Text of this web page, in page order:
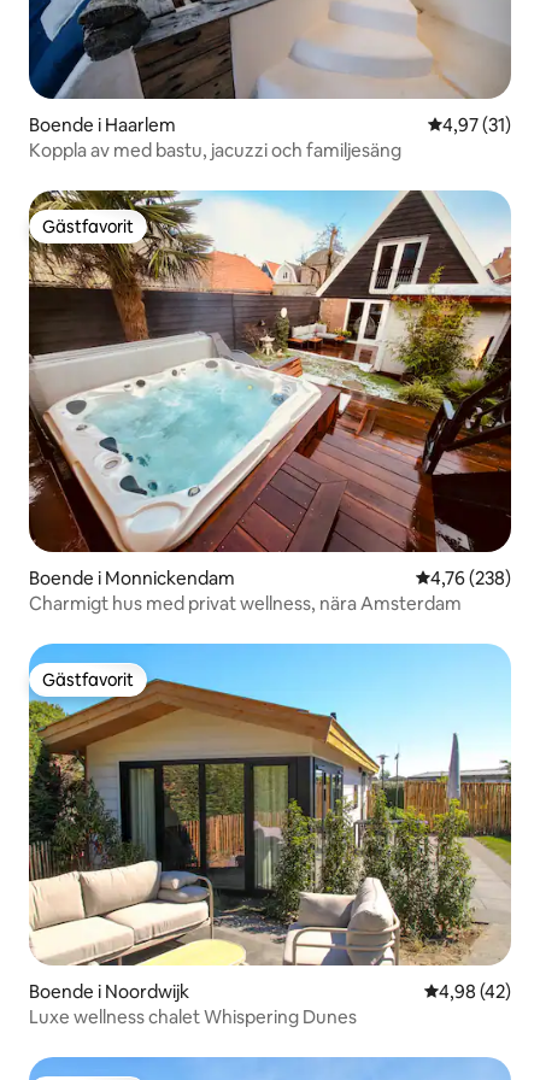
Boende i Haarlem 4,97 av 5 i
4,97 (31)
Koppla av med bastu, jacuzzi och familjesäng
Gästfavorit
Gästfavorit
Boende i Monnickendam 4,76 av 5 i
4,76 (238)
Charmigt hus med privat wellness, nära Amsterdam
Gästfavorit
Gästfavorit
Boende i Noordwijk 4,98 av 5 i
4,98 (42)
Luxe wellness chalet Whispering Dunes